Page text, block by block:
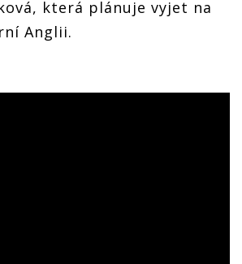
která plánuje vyjet na
Anglii.